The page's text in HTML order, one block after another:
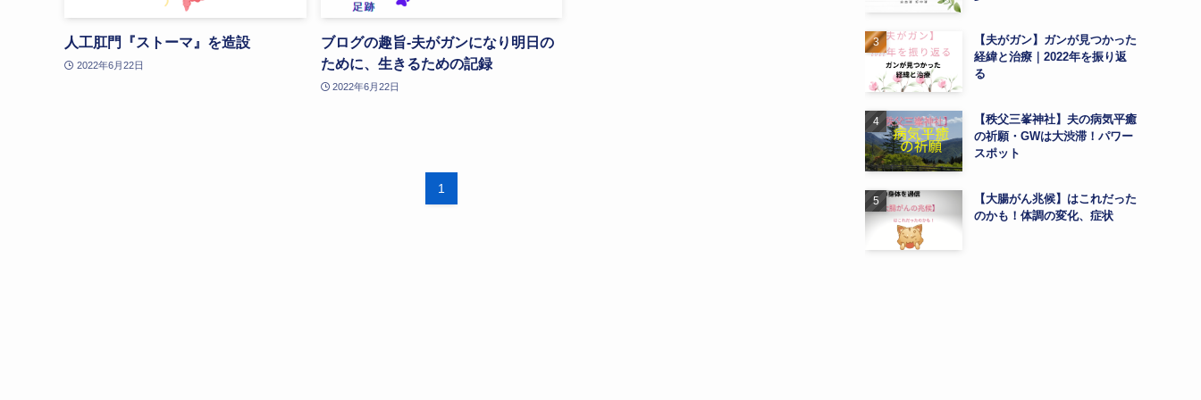
人工肛門『ストーマ』を造設
2022年6月22日
ブログの趣旨-夫がガンになり明日の
ために、生きるための記録
2022年6月22日
1
【夫がガン】ガンが見つかった
経緯と治療｜2022年を振り返
る
【秩父三峯神社】夫の病気平癒
の祈願・GWは大渋滞！パワー
スポット
【大腸がん兆候】はこれだった
のかも！体調の変化、症状